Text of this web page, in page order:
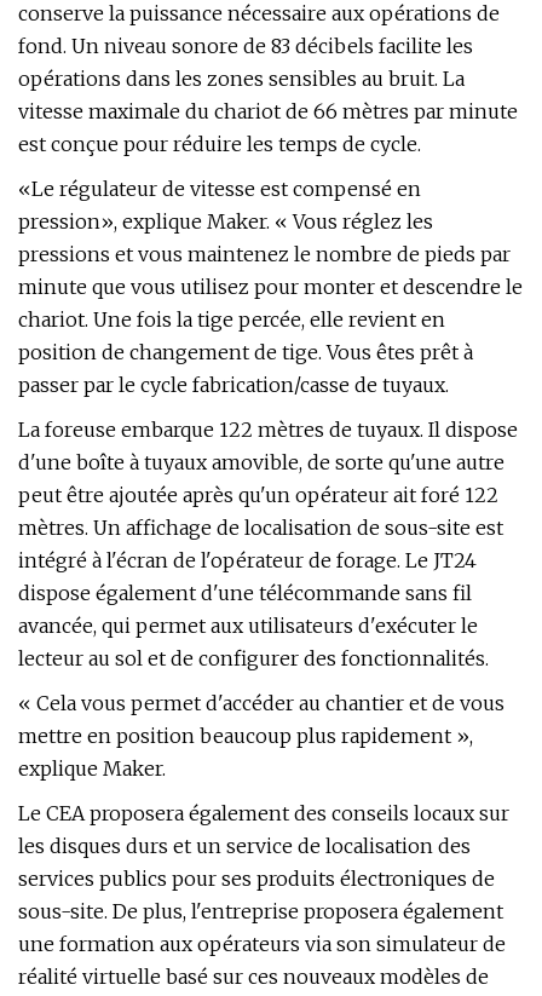
conserve la puissance nécessaire aux opérations de
fond. Un niveau sonore de 83 décibels facilite les
opérations dans les zones sensibles au bruit. La
vitesse maximale du chariot de 66 mètres par minute
est conçue pour réduire les temps de cycle.
«Le régulateur de vitesse est compensé en
pression», explique Maker. « Vous réglez les
pressions et vous maintenez le nombre de pieds par
minute que vous utilisez pour monter et descendre le
chariot. Une fois la tige percée, elle revient en
position de changement de tige. Vous êtes prêt à
passer par le cycle fabrication/casse de tuyaux.
La foreuse embarque 122 mètres de tuyaux. Il dispose
d'une boîte à tuyaux amovible, de sorte qu'une autre
peut être ajoutée après qu'un opérateur ait foré 122
mètres. Un affichage de localisation de sous-site est
intégré à l'écran de l'opérateur de forage. Le JT24
dispose également d'une télécommande sans fil
avancée, qui permet aux utilisateurs d'exécuter le
lecteur au sol et de configurer des fonctionnalités.
« Cela vous permet d'accéder au chantier et de vous
mettre en position beaucoup plus rapidement »,
explique Maker.
Le CEA proposera également des conseils locaux sur
les disques durs et un service de localisation des
services publics pour ses produits électroniques de
sous-site. De plus, l'entreprise proposera également
une formation aux opérateurs via son simulateur de
réalité virtuelle basé sur ces nouveaux modèles de